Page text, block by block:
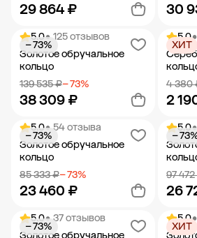
29 864 ₽
Добавить в корзину
30
5.0• 125 отзывов
Золотое обручальное
кольцо
139 535 ₽− 73%
38 309 ₽
− 73%
Добавить в корзину
5.0
4 380
2
ХИТ
5.0• 54 отзыва
Золотое обручальное
кольцо
85 333 ₽− 73%
23 460 ₽
− 73%
Добавить в корзину
5.0
97
26
−
5.0• 37 отзывов
Золотое обручальное
− 73%
5.0
ХИТ